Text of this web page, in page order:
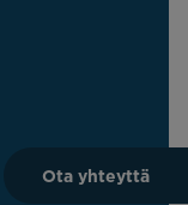
Ota yhteyttä